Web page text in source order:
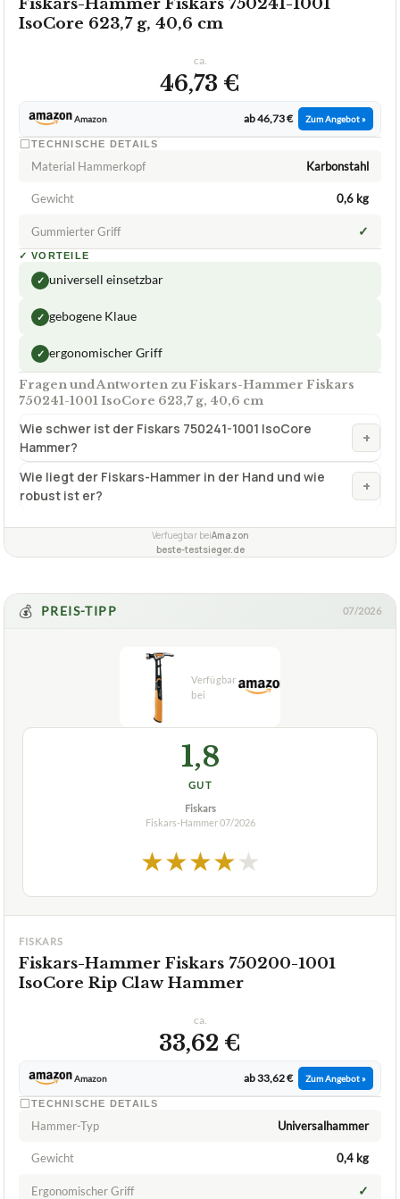
Fiskars-Hammer Fiskars 750241-1001
IsoCore 623,7 g, 40,6 cm
ca.
46,73 €
Amazon ab 46,73 € Zum Angebot »
TECHNISCHE DETAILS
Material Hammerkopf Karbonstahl
Gewicht 0,6 kg
Gummierter Griff ✓
✓ VORTEILE
✓ universell einsetzbar
✓ gebogene Klaue
✓ ergonomischer Griff
Fragen und Antworten zu Fiskars-Hammer Fiskars
750241-1001 IsoCore 623,7 g, 40,6 cm
Wie schwer ist der Fiskars 750241-1001 IsoCore
Hammer?
+
Wie liegt der Fiskars-Hammer in der Hand und wie
robust ist er?
+
Verfuegbar beiAmazon
beste-testsieger.de
💰 PREIS-TIPP 07/2026
1,8
GUT
Fiskars
Fiskars-Hammer07/2026
★★★★★
FISKARS
Fiskars-Hammer Fiskars 750200-1001
IsoCore Rip Claw Hammer
ca.
33,62 €
Amazon ab 33,62 € Zum Angebot »
TECHNISCHE DETAILS
Hammer-Typ Universalhammer
Gewicht 0,4 kg
Ergonomischer Griff ✓